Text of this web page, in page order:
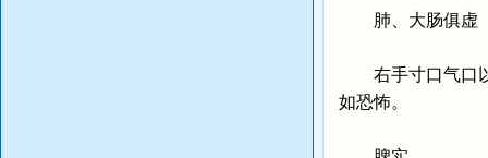
肺、大肠俱虚
右手寸口气口以
如恐怖。